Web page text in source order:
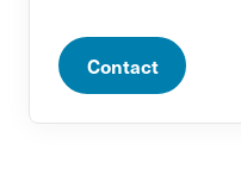
Contact